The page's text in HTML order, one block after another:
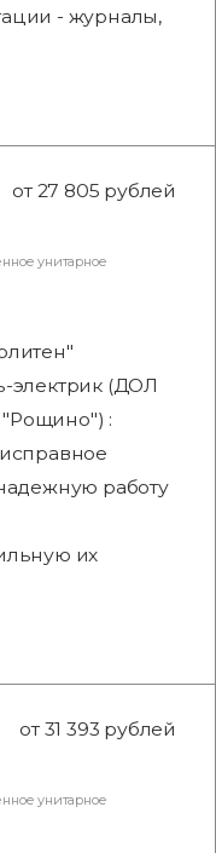
- журналы,
от 27 805 рублей
унитарное
электрик (ДОЛ
"Рощино") :
работу
их
от 31 393 рублей
унитарное